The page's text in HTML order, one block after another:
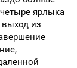
ярлыка
из